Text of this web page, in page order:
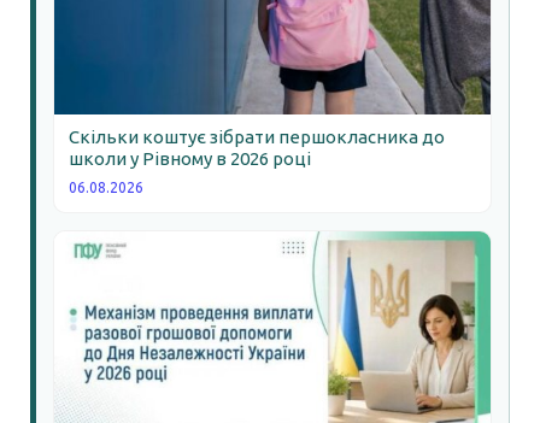
Скільки коштує зібрати першокласника до
школи у Рівному в 2026 році
06.08.2026